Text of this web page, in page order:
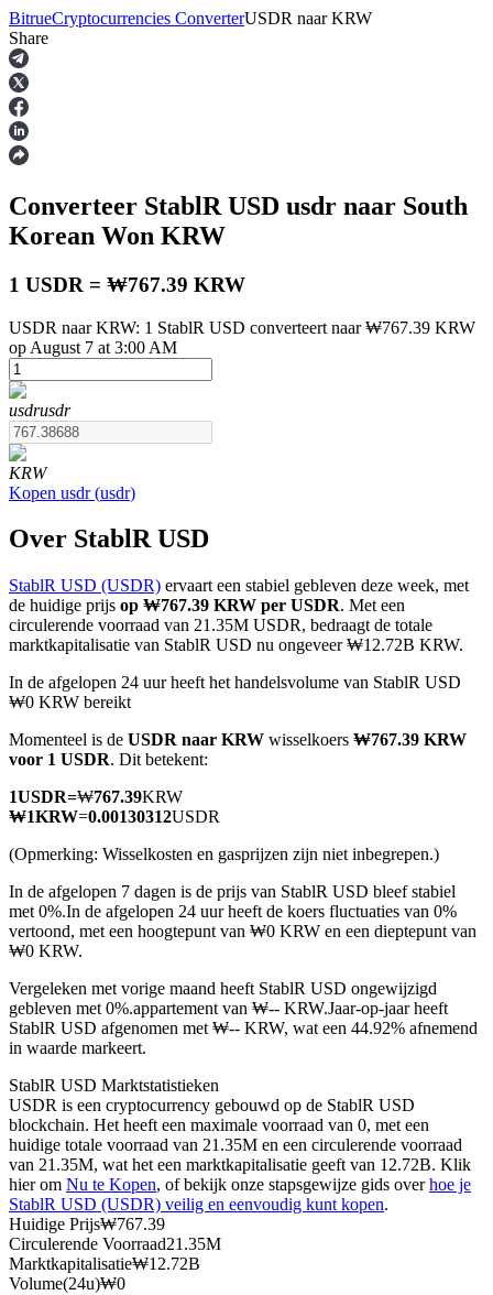
Termijncontracten
USDT-futures
COIN-M-futures
Cryptocurrency-futures
TradFi
Derivaten voor aandelen, forex, edelmetalen en grondstoffen
Futures met USDC als onderpand
Kopiëren Handel
Sluit je aan bij top traders
BitrueCryptocurrencies ConverterUSDR naar KRW
Share
Converteer StablR USD usdr naar South
Korean Won KRW
1 USDR = ₩767.39 KRW
USDR naar KRW: 1 StablR USD converteert naar ₩767.39 KRW
op August 7 at 3:00 AM
usdrusdr
KRW
Kopen usdr(usdr)
Over StablR USD
StablR USD (USDR) ervaart een stabiel gebleven deze week, met
de huidige prijs op ₩767.39 KRW per USDR. Met een
circulerende voorraad van 21.35M USDR, bedraagt de totale
marktkapitalisatie van StablR USD nu ongeveer ₩12.72B KRW.
In de afgelopen 24 uur heeft het handelsvolume van StablR USD
₩0 KRW bereikt
Momenteel is de USDR naar KRW wisselkoers ₩767.39 KRW
voor 1 USDR. Dit betekent:
1USDR=₩767.39KRW
₩1KRW=0.00130312USDR
(Opmerking: Wisselkosten en gasprijzen zijn niet inbegrepen.)
In de afgelopen 7 dagen is de prijs van StablR USD bleef stabiel
met 0%.In de afgelopen 24 uur heeft de koers fluctuaties van 0%
vertoond, met een hoogtepunt van ₩0 KRW en een dieptepunt van
₩0 KRW.
Vergeleken met vorige maand heeft StablR USD ongewijzigd
gebleven met 0%.appartement van ₩-- KRW.Jaar-op-jaar heeft
StablR USD afgenomen met ₩-- KRW, wat een 44.92% afnemend
in waarde markeert.
StablR USD Marktstatistieken
USDR is een cryptocurrency gebouwd op de StablR USD
blockchain. Het heeft een maximale voorraad van 0, met een
huidige totale voorraad van 21.35M en een circulerende voorraad
van 21.35M, wat het een marktkapitalisatie geeft van 12.72B. Klik
hier om Nu te Kopen, of bekijk onze stapsgewijze gids overhoe je
StablR USD (USDR) veilig en eenvoudig kunt kopen.
Huidige Prijs₩767.39
Circulerende Voorraad21.35M
Marktkapitalisatie₩12.72B
Volume(24u)₩0